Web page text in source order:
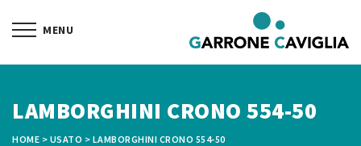
LAMBORGHINI CRONO 554-50
HOME > USATO > LAMBORGHINI CRONO 554-50